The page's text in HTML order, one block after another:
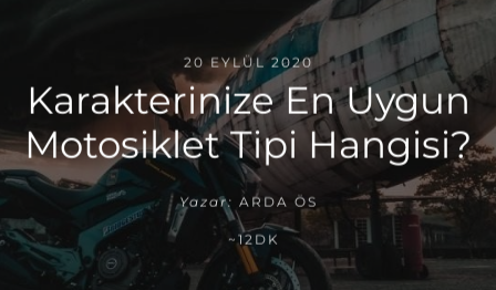
20 EYLÜL 2020
Karakterinize En Uygun
Motosiklet Tipi Hangisi?
Yazar: ARDA ÖS
~12DK